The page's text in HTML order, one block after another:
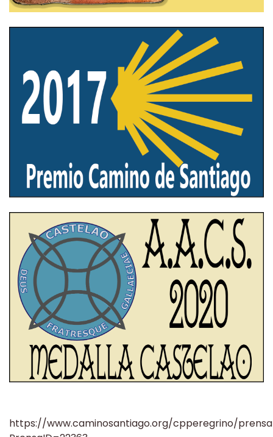
https://www.caminosantiago.org/cpperegrino/